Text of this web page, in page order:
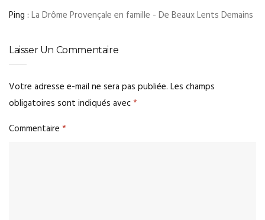
Ping : La Drôme Provençale en famille - De Beaux Lents Demains
Laisser Un Commentaire
Votre adresse e-mail ne sera pas publiée. Les champs
obligatoires sont indiqués avec*
Commentaire *